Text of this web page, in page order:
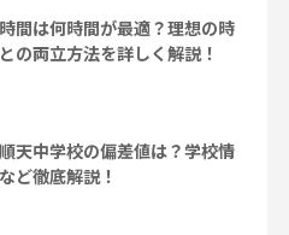
間は何時間が最適？理想の時
の両立方法を詳しく解説！
天中学校の偏差値は？学校情
ど徹底解説！